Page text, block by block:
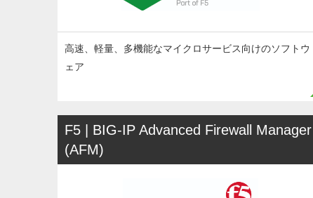
高速、軽量、多機能なマイクロサービス向けのソフトウ
ェア
F5 | BIG-IP Advanced Firewall Manager
(AFM)